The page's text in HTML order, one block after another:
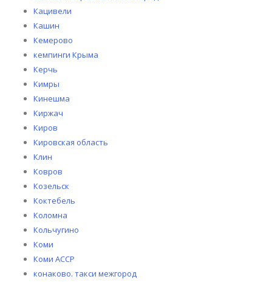
Кацивели
Кашин
Кемерово
кемпинги Крыма
Керчь
Кимры
Кинешма
Киржач
Киров
Кировская область
Клин
Ковров
Козельск
Коктебель
Коломна
Кольчугино
Коми
Коми АССР
конаково. такси межгород